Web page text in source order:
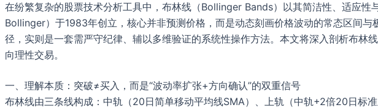
在纷繁复杂的股票技术分析工具中，布林线（Bollinger Bands）以其简洁性、适应
Bollinger）于1983年创立，核心并非预测价格，而是动态刻画价格波动的常态区间
径，实则是一套需严守纪律、辅以多维验证的系统性操作方法。本文将深入剖析布
向理性交易。
一、理解本质：突破≠买入，而是“波动率扩张+方向确认”的双重信号
布林线由三条线构成：中轨（20日简单移动平均线SMA）、上轨（中轨+2倍20日标